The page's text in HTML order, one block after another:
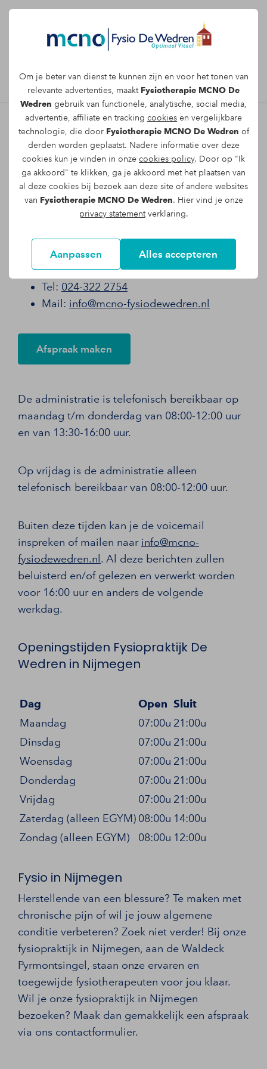
Om je beter van dienst te kunnen zijn en voor het tonen van
relevante advertenties, maakt Fysiotherapie MCNO De
Wedren gebruik van functionele, analytische, social media,
advertentie, affiliate en tracking cookies en vergelijkbare
technologie, die door Fysiotherapie MCNO De Wedren of
derden worden geplaatst. Nadere informatie over deze
cookies kun je vinden in onze cookies policy. Door op "Ik
ga akkoord" te klikken, ga je akkoord met het plaatsen van
al deze cookies bij bezoek aan deze site of andere websites
van Fysiotherapie MCNO De Wedren. Hier vind je onze
privacy statementverklaring.
Aanpassen Alles accepteren
Afspraak maken
Fysio De Wedren in Nijmegen
- Jouw fysiopraktijk aan de
Waldeck Pyrmontsingel
Fysiotherapie De Wedren Fysiopraktijk
Waldeck Pyrmontsingel 69
6524 BA, Nijmegen
Tel: 024-322 2754
Mail: info@mcno-fysiodewedren.nl
Afspraak maken
De administratie is telefonisch bereikbaar op
maandag t/m donderdag van 08:00-12:00 uur
en van 13:30-16:00 uur.
Op vrijdag is de administratie alleen
telefonisch bereikbaar van 08:00-12:00 uur.
Buiten deze tijden kan je de voicemail
inspreken of mailen naar info@mcno-
fysiodewedren.nl . Al deze berichten zullen
beluisterd en/of gelezen en verwerkt worden
voor 16:00 uur en anders de volgende
werkdag.
Openingstijden Fysiopraktijk De
Wedren in Nijmegen
Dag Open Sluit
Maandag
07:00u 21:00u
Dinsdag
07:00u 21:00u
Woensdag
07:00u 21:00u
Donderdag
07:00u 21:00u
Vrijdag
07:00u 21:00u
Zaterdag (alleen EGYM) 08:00u 14:00u
Zondag (alleen EGYM)
08:00u 12:00u
Fysio in Nijmegen
Herstellende van een blessure? Te maken met
chronische pijn of wil je jouw algemene
conditie verbeteren? Zoek niet verder! Bij onze
fysiopraktijk in Nijmegen, aan de Waldeck
Pyrmontsingel, staan onze ervaren en
toegewijde fysiotherapeuten voor jou klaar.
Wil je onze fysiopraktijk in Nijmegen
bezoeken? Maak dan gemakkelijk een afspraak
via ons contactformulier.